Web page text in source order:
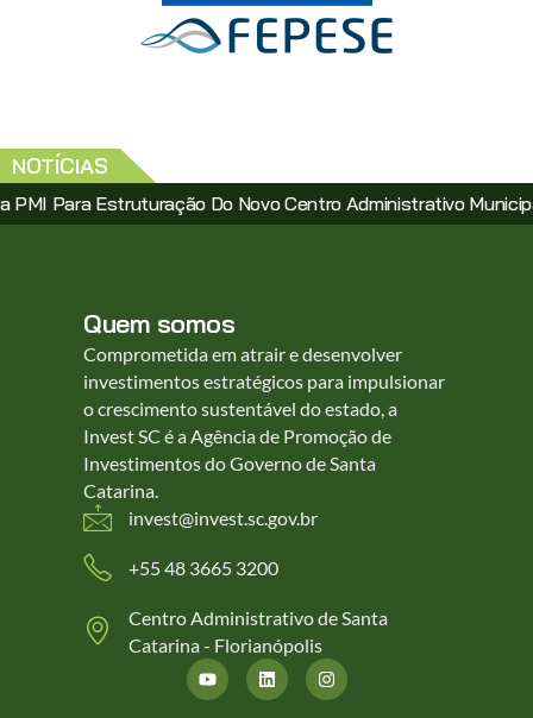
NOTÍCIAS
Estruturação Do Novo Centro Administrativo Municipal Via
Quem somos
Comprometida em atrair e desenvolver
investimentos estratégicos para impulsionar
o crescimento sustentável do estado, a
Invest SC é a Agência de Promoção de
Investimentos do Governo de Santa
Catarina.
invest@invest.sc.gov.br
+55 48 3665 3200
Centro Administrativo de Santa
Catarina - Florianópolis